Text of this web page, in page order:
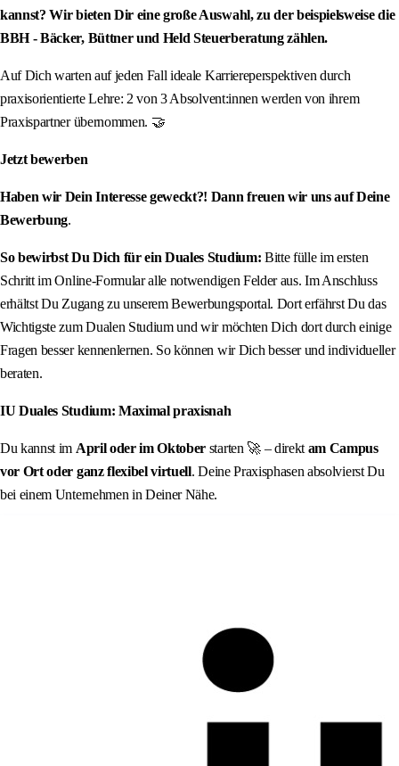
kannst? Wir bieten Dir eine große Auswahl, zu der beispielsweise die
BBH - Bäcker, Büttner und Held Steuerberatung zählen.
Auf Dich warten auf jeden Fall ideale Karriereperspektiven durch
praxisorientierte Lehre: 2 von 3 Absolvent:innen werden von ihrem
Praxispartner übernommen. 🤝
Jetzt bewerben
Haben wir Dein Interesse geweckt?! Dann freuen wir uns auf Deine
Bewerbung.
So bewirbst Du Dich für ein Duales Studium: Bitte fülle im ersten
Schritt im Online-Formular alle notwendigen Felder aus. Im Anschluss
erhältst Du Zugang zu unserem Bewerbungsportal. Dort erfährst Du das
Wichtigste zum Dualen Studium und wir möchten Dich dort durch einige
Fragen besser kennenlernen. So können wir Dich besser und individueller
beraten.
IU Duales Studium: Maximal praxisnah
Du kannst im April oder im Oktober starten 🚀 – direkt am Campus
vor Ort oder ganz flexibel virtuell. Deine Praxisphasen absolvierst Du
bei einem Unternehmen in Deiner Nähe.